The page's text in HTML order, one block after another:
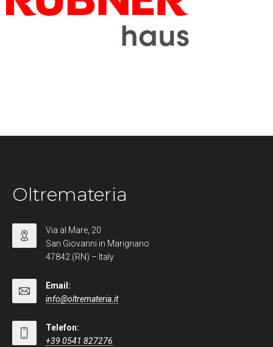
Oltremateria
Via al Mare, 20
San Giovanni in Marignano
47842 (RN) – Italy
Email:
info@oltremateria.it
Telefon:
+39 0541 827276